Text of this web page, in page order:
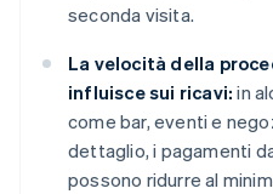
seconda visita.
La velocità della
influisce sui ricavi: in
come bar, eventi e
dettaglio, i pagamenti
possono ridurre al